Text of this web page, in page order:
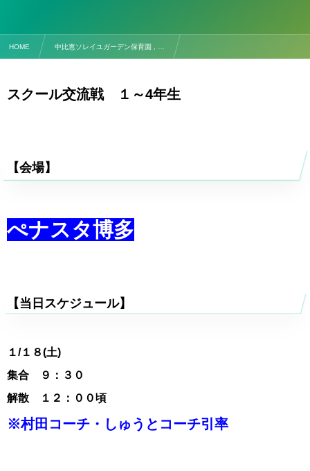
HOME 中比恵ソレイユガーデン保育園 , …
スクール交流戦 １～4年生
【会場】
ぺナスタ博多
【当日スケジュール】
１/１８(土)
集合 ９：３０
解散 １２：００頃
※村田コーチ・しゅうとコーチ引率